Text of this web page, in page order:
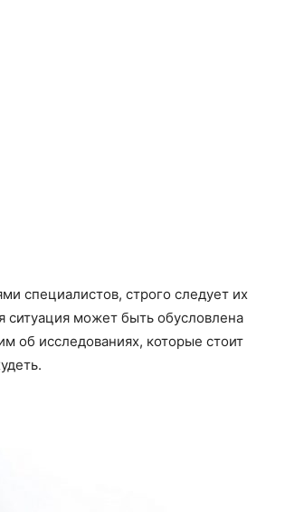
специалистов, строго следует их
ситуация может быть обусловлена
об исследованиях, которые стоит